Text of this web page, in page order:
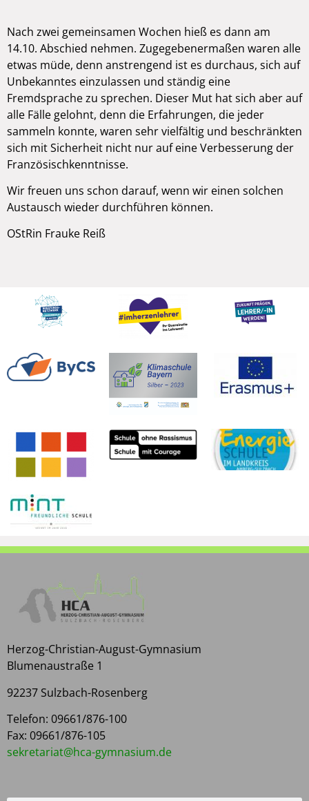
Nach zwei gemeinsamen Wochen hieß es dann am
14.10. Abschied nehmen. Zugegebenermaßen waren alle
etwas müde, denn anstrengend ist es durchaus, sich auf
Unbekanntes einzulassen und ständig eine
Fremdsprache zu sprechen. Dieser Mut hat sich aber auf
alle Fälle gelohnt, denn die Erfahrungen, die jeder
sammeln konnte, waren sehr vielfältig und beschränkten
sich mit Sicherheit nicht nur auf eine Verbesserung der
Französischkenntnisse.
Wir freuen uns schon darauf, wenn wir einen solchen
Austausch wieder durchführen können.
OStRin Frauke Reiß
Herzog-Christian-August-Gymnasium
Blumenaustraße 1
92237 Sulzbach-Rosenberg
Telefon: 09661/876-100
Fax: 09661/876-105
ed.mu
isanm
yg-ac
h@tai
rater
kes